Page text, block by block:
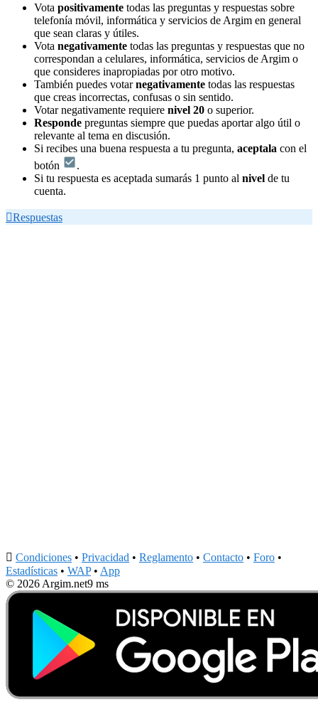
Vota positivamente todas las preguntas y respuestas sobre
telefonía móvil, informática y servicios de Argim en general
que sean claras y útiles.
Vota negativamente todas las preguntas y respuestas que no
correspondan a celulares, informática, servicios de Argim o
que consideres inapropiadas por otro motivo.
También puedes votarnegativamente todas las respuestas
que creas incorrectas, confusas o sin sentido.
Votar negativamente requiere nivel 20 o superior.
Responde preguntas siempre que puedas aportar algo útil o
relevante al tema en discusión.
Si recibes una buena respuesta a tu pregunta, aceptala con el
botón
.
Si tu respuesta es aceptada sumarás 1 punto al nivel de tu
cuenta.
Respuestas
 Condiciones • Privacidad • Reglamento • Contacto • Foro •
Estadísticas • WAP• App
© 2026 Argim.net9 ms